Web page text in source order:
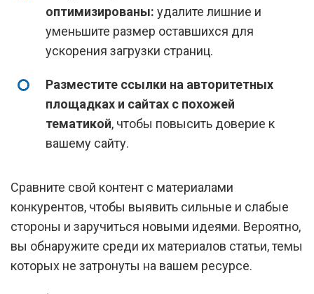
оптимизированы: удалите лишние и
уменьшите размер оставшихся для
ускорения загрузки страниц.
Разместите ссылки на авторитетных
площадках и сайтах с похожей
тематикой, чтобы повысить доверие к
вашему сайту.
Сравните свой контент с материалами
конкурентов, чтобы выявить сильные и слабые
стороны и заручиться новыми идеями. Вероятно,
вы обнаружите среди их материалов статьи, темы
которых не затронуты на вашем ресурсе.